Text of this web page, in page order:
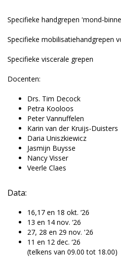
Specifieke handgrepen 'mond-
Specifieke mobilisatiehandgrepen
Specifieke viscerale grepen
Docenten:
Drs. Tim Decock
Petra Kooloos
Peter Vannuffelen
Karin van der Kruijs-Duisters
Daria Uniszkiewicz
Jasmijn Buysse
Nancy Visser
Veerle Claes
Data:
16,17 en 18 okt. ‘26
13 en 14 nov. ‘26
27, 28 en 29 nov. '26
11 en 12 dec. ‘26
(telkens van 09.00 tot 18.00)